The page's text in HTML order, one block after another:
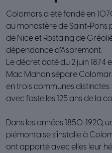
Colomars a été fondé en
au monastère de Saint-Pons
de Nice et Rostaing de
dépendance d’Aspremont.
Le décret daté du 2 juin 1874
Mac Mahon sépare
en trois communes
avec faste les 125 ans de la
Dans les années 1850-1920,
piémontaise s’installe à
ont apporté avec elles leur